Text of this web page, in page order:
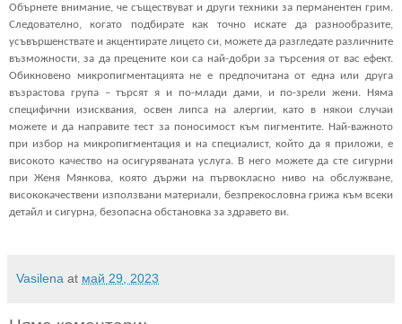
Обърнете внимание, че съществуват и други техники за перманентен грим.
Следователно, когато подбирате как точно искате да разнообразите,
усъвършенствате и акцентирате лицето си, можете да разгледате различните
възможности, за да прецените кои са най-добри за търсения от вас ефект.
Обикновено микропигментацията не е предпочитана от една или друга
възрастова група – търсят я и по-млади дами, и по-зрели жени. Няма
специфични изисквания, освен липса на алергии, като в някои случаи
можете и да направите тест за поносимост към пигментите. Най-важното
при избор на микропигментация и на специалист, който да я приложи, е
високото качество на осигуряваната услуга. В него можете да сте сигурни
при Женя Мянкова, която държи на първокласно ниво на обслужване,
висококачествени използвани материали, безпрекословна грижа към всеки
детайл и сигурна, безопасна обстановка за здравето ви.
Vasilena at май 29, 2023